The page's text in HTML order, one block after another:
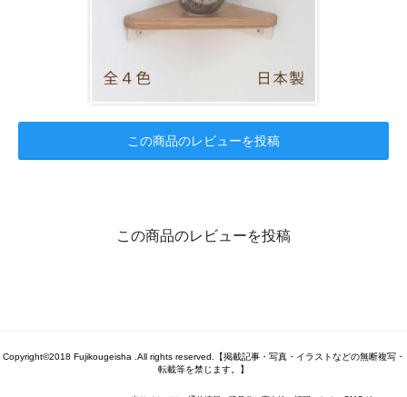
この商品のレビューを投稿
この商品のレビューを投稿
Copyright©2018 Fujikougeisha .All rights reserved.【掲載記事・写真・イラストなどの無断複写・
転載等を禁じます。】